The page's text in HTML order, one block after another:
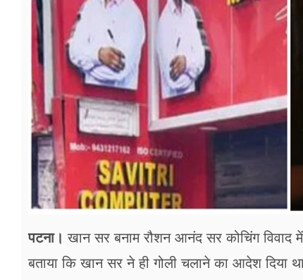
अन्य खबरें
पटना। खान सर बनाम रौशन आनंद सर कोचिंग विवाद
बताया कि खान सर ने ही गोली चलाने का आदेश दिया